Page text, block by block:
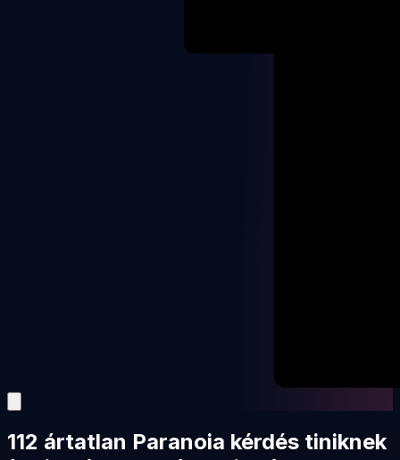
112 ártatlan Paranoia kérdés tiniknek